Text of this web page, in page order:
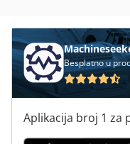
Besplatno u
Aplikacija broj 1 za